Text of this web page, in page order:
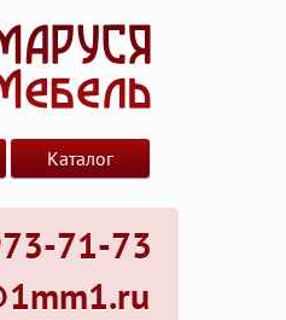
71-73
Каталог